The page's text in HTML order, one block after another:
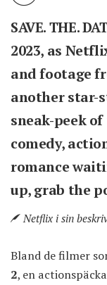
SAVE. THE.
2023, as
and footage
another star-
sneak-peek
comedy,
romance
up, grab the
Netflix i sin
Bland de filmer
2, en